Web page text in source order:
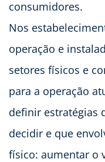
consumidores.
Nos
operação e
setores físicos e
para a operação
definir estratégias
decidir e que
físico: aumentar o